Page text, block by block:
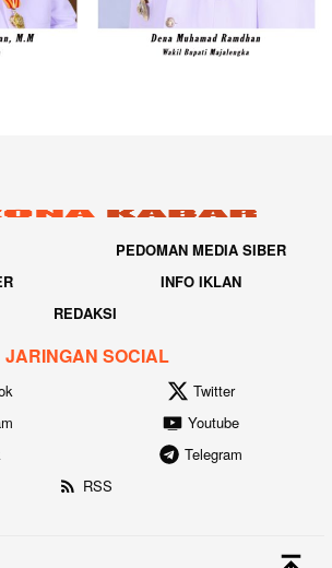
PEDOMAN MEDIA SIBER
INFO IKLAN
REDAKSI
JARINGAN SOCIAL
Twitter
Youtube
Telegram
RSS